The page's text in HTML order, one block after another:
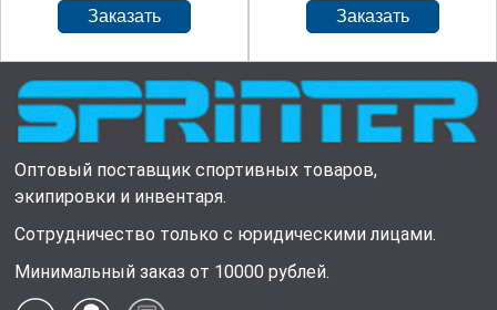
Оптовый поставщик спортивных товаров,
экипировки и инвентаря.
Сотрудничество только с юридическими лицами.
Минимальный заказ от 10000 рублей.